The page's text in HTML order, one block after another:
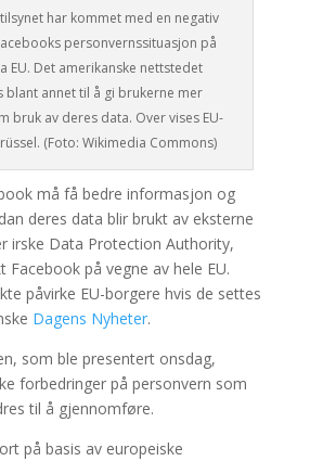
har kommet med en negativ
personvernssituasjon på
EU. Det amerikanske nettstedet
annet til å gi brukerne mer
bruk av deres data. Over vises EU-
(Foto: Wikimedia Commons)
må få bedre informasjon og
deres data blir brukt av eksterne
irske Data Protection Authority,
Facebook på vegne av hele EU.
påvirke EU-borgere hvis de settes
Dagens Nyheter.
som ble presentert onsdag,
forbedringer på personvern som
til å gjennomføre.
på basis av europeiske